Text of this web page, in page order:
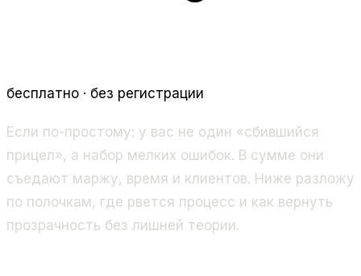
бесплатно · без регистрации
Если по-простому: у вас не один «сбившийся
прицел», а набор мелких ошибок. В сумме они
съедают маржу, время и клиентов. Ниже разложу
по полочкам, где рвется процесс и как вернуть
прозрачность без лишней теории.